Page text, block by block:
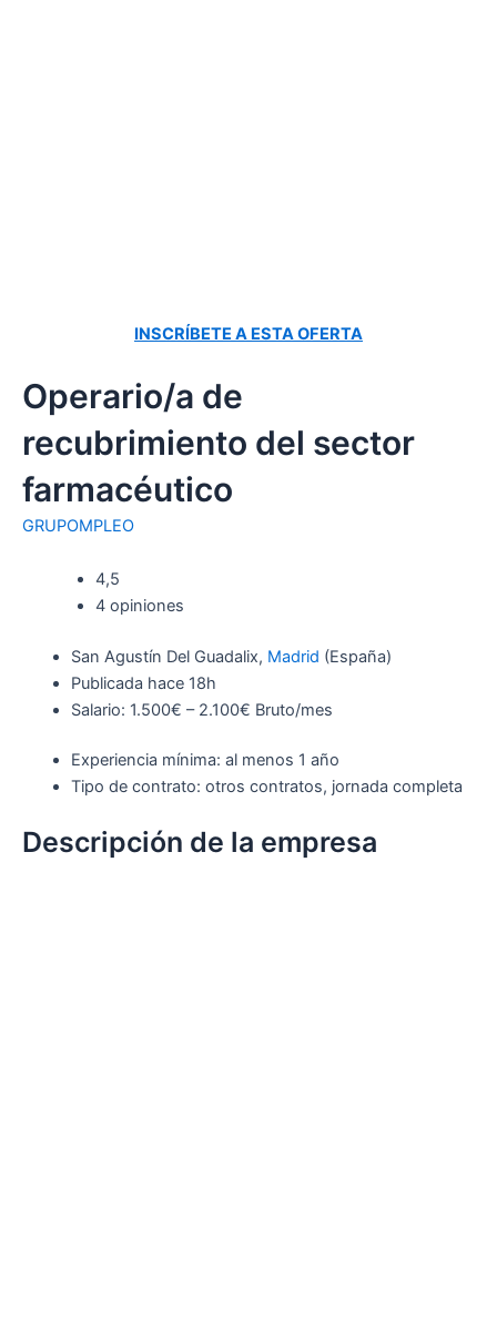
INSCRÍBETE A ESTA OFERTA
Operario/a de
recubrimiento del sector
farmacéutico
GRUPOMPLEO
4,5
4 opiniones
San Agustín Del Guadalix, Madrid (España)
Publicada hace 18h
Salario: 1.500€ – 2.100€ Bruto/mes
Experiencia mínima: al menos 1 año
Tipo de contrato: otros contratos, jornada completa
Descripción de la empresa